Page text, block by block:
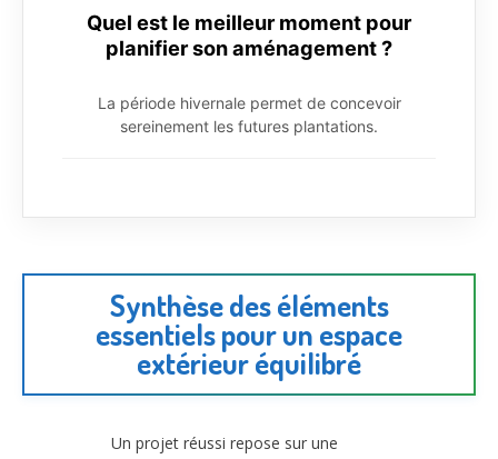
Quel est le meilleur moment pour
planifier son aménagement ?
La période hivernale permet de concevoir
sereinement les futures plantations.
Synthèse des éléments
essentiels pour un espace
extérieur équilibré
Un projet réussi repose sur une